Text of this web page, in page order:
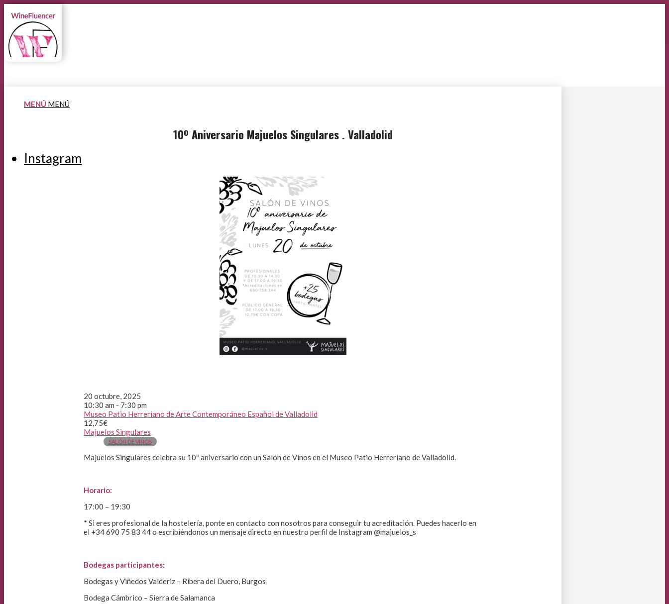
MENÚ MENÚ
Instagram
10º Aniversario Majuelos Singulares . Valladolid
20 octubre, 2025
10:30 am - 7:30 pm
Museo Patio Herreriano de Arte Contemporáneo Español de Valladolid
12,75€
Majuelos Singulares
SALÓN DE VINOS
Majuelos Singulares celebra su 10º aniversario con un Salón de Vinos en el Museo Patio Herreriano de Valladolid.
Horario:
17:00 – 19:30
* Si eres profesional de la hostelería, ponte en contacto con nosotros para conseguir tu acreditación. Puedes hacerlo en
el +34 690 75 83 44 o escribiéndonos un mensaje directo en nuestro perfil de Instagram @majuelos_s
Bodegas participantes:
Bodegas y Viñedos Valderiz – Ribera del Duero, Burgos
Bodega Cámbrico – Sierra de Salamanca